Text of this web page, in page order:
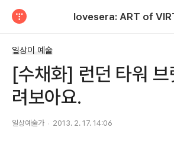
lovesera: ART of
일상이 예술
[수채화] 런던 타워 브
려보아요.
일상예술가 2013. 2. 17. 14:06